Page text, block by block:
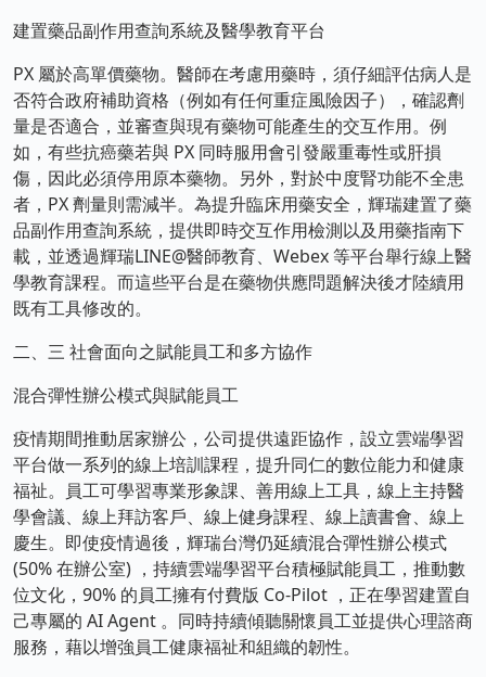
建置藥品副作用查詢系統及醫學教育平台
PX 屬於高單價藥物。醫師在考慮用藥時，須仔細評估病人是
否符合政府補助資格（例如有任何重症風險因子），確認劑
量是否適合，並審查與現有藥物可能產生的交互作用。例
如，有些抗癌藥若與 PX 同時服用會引發嚴重毒性或肝損
傷，因此必須停用原本藥物。另外，對於中度腎功能不全患
者，PX 劑量則需減半。為提升臨床用藥安全，輝瑞建置了藥
品副作用查詢系統，提供即時交互作用檢測以及用藥指南下
載，並透過輝瑞LINE@醫師教育、Webex 等平台舉行線上醫
學教育課程。而這些平台是在藥物供應問題解決後才陸續用
既有工具修改的。
二、三 社會面向之賦能員工和多方協作
混合彈性辦公模式與賦能員工
疫情期間推動居家辦公，公司提供遠距協作，設立雲端學習
平台做一系列的線上培訓課程，提升同仁的數位能力和健康
福祉。員工可學習專業形象課、善用線上工具，線上主持醫
學會議、線上拜訪客戶、線上健身課程、線上讀書會、線上
慶生。即使疫情過後，輝瑞台灣仍延續混合彈性辦公模式
(50% 在辦公室) ，持續雲端學習平台積極賦能員工，推動數
位文化，90% 的員工擁有付費版 Co-Pilot ，正在學習建置自
己專屬的 AI Agent 。同時持續傾聽關懷員工並提供心理諮商
服務，藉以增強員工健康福祉和組織的韌性。